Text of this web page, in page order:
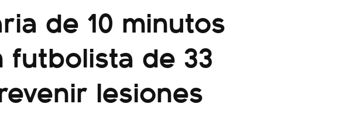
de 10 minutos
futbolista de 33
lesiones